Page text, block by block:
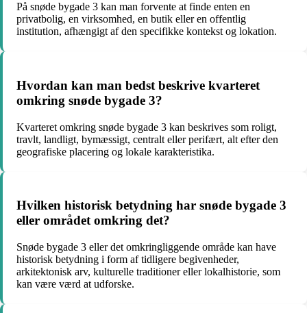
På snøde bygade 3 kan man forvente at finde enten en
privatbolig, en virksomhed, en butik eller en offentlig
institution, afhængigt af den specifikke kontekst og lokation.
Hvordan kan man bedst beskrive kvarteret
omkring snøde bygade 3?
Kvarteret omkring snøde bygade 3 kan beskrives som roligt,
travlt, landligt, bymæssigt, centralt eller perifært, alt efter den
geografiske placering og lokale karakteristika.
Hvilken historisk betydning har snøde bygade 3
eller området omkring det?
Snøde bygade 3 eller det omkringliggende område kan have
historisk betydning i form af tidligere begivenheder,
arkitektonisk arv, kulturelle traditioner eller lokalhistorie, som
kan være værd at udforske.